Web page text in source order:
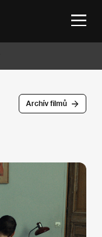
Archív filmů